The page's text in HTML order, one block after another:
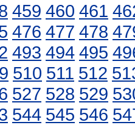
459 460 461
476 477 478
493 494 495
510 511 512
527 528 529
544 545 546